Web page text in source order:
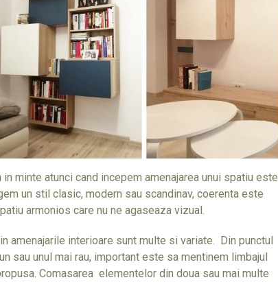
minte atunci cand incepem amenajarea unui spatiu este
un stil clasic, modern sau scandinav, coerenta este
armonios care nu ne agaseaza vizual.
amenajarile interioare sunt multe si variate. Din punctul
sau unul mai rau, important este sa mentinem limbajul
Comasarea elementelor din doua sau mai multe